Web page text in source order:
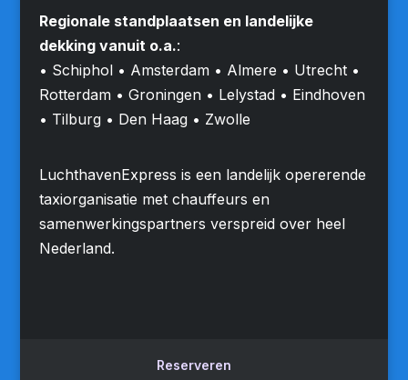
Regionale standplaatsen en landelijke
dekking vanuit o.a.:
• Schiphol • Amsterdam • Almere • Utrecht •
Rotterdam • Groningen • Lelystad • Eindhoven
• Tilburg • Den Haag • Zwolle
LuchthavenExpress is een landelijk opererende
taxiorganisatie met chauffeurs en
samenwerkingspartners verspreid over heel
Nederland.
Reserveren